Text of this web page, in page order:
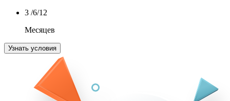
3 /6/12
Месяцев
Узнать условия